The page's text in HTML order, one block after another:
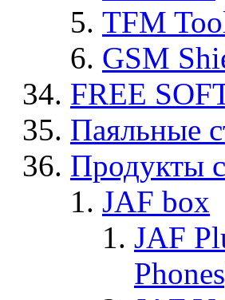
TFM
GSM
FREE
Паяльные
Продукты
JAF box
JAF